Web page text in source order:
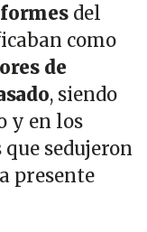
del
como
de
, siendo
y en los
sedujeron
presente